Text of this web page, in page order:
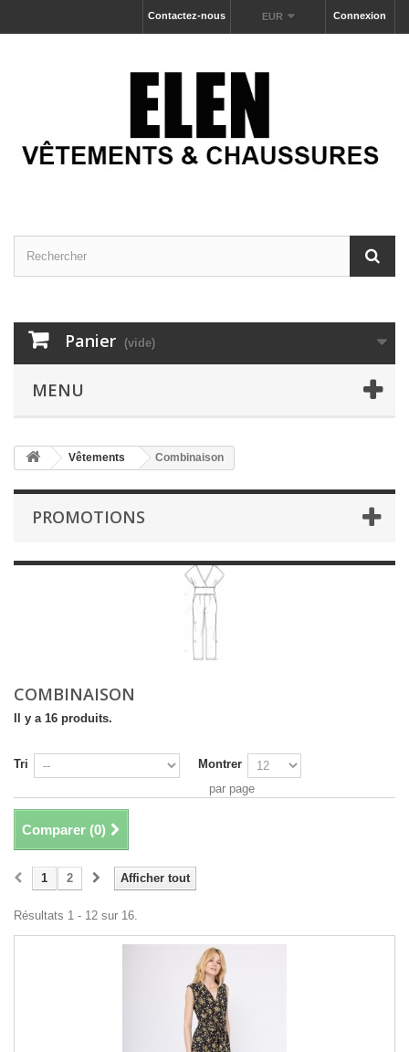
Connexion
EUR
Contactez-nous
Panier (vide)
MENU
Vêtements Combinaison
PROMOTIONS
COMBINAISON
Il y a 16 produits.
Tri
Montrer
par page
Comparer (0)
Afficher tout
1 2
Résultats 1 - 12 sur 16.